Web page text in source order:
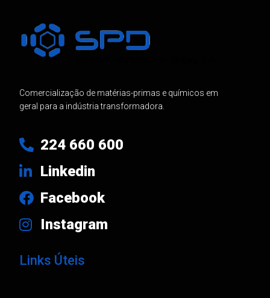
Comercialização de matérias-primas e químicos em
geral para a indústria transformadora.
224 660 600
Linkedin
Facebook
Instagram
Links Úteis